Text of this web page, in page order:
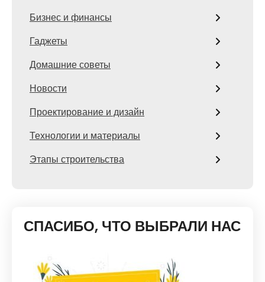
Бизнес и финансы
Гаджеты
Домашние советы
Новости
Проектирование и дизайн
Технологии и материалы
Этапы строительства
СПАСИБО, ЧТО ВЫБРАЛИ НАС